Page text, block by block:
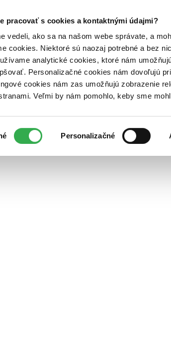
pracovať s cookies a kontaktnými údajmi?
vedeli, ako sa na našom webe správate, a
cookies. Niektoré sú naozaj potrebné a bez
analytické cookies, ktoré nám
Personalizačné cookies nám dovoľujú
cookies nám zas umožňujú zobrazenie
Veľmi by nám pomohlo, keby sme
Personalizačné
Kontakt